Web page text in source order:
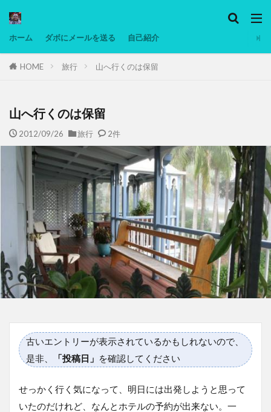
ホーム ダボにメールを送る 自己紹介
HOME 旅行 山へ行くのは保留
山へ行くのは保留
2012/09/26 旅行 2件
古いエントリーが表示されているかもしれないので、
是非、
「投稿日」 を確認してください
せっかく行く気になって、明日には出発しようと思って
いたのだけれど、なんとホテルの予約が出来ない。一
タグ
マレーシア動画
備忘録
動画 日本人村社会 脱水シート
検索